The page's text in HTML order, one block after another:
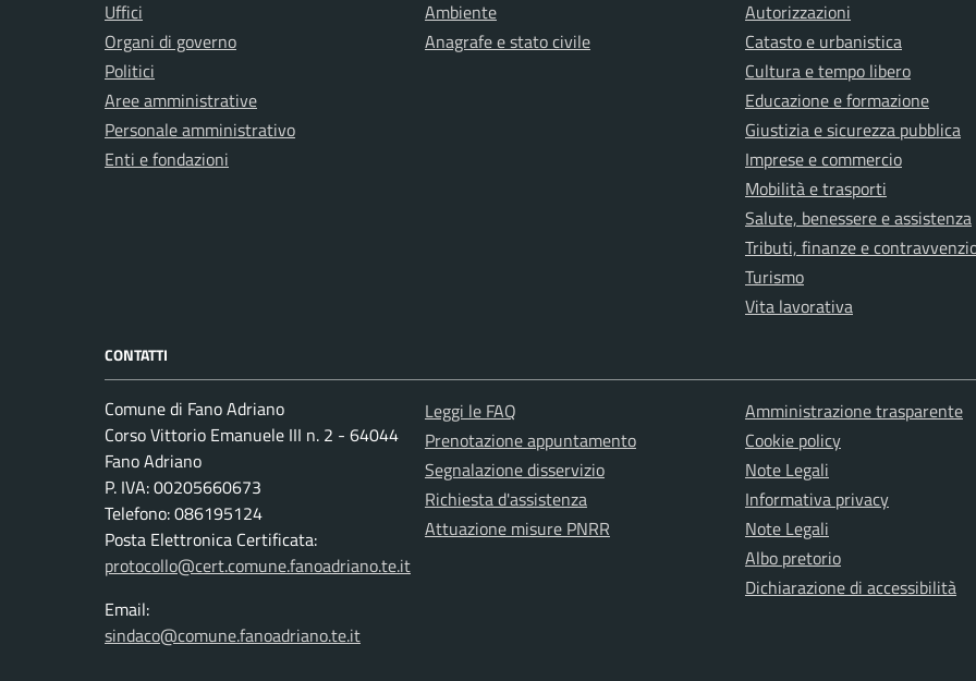
Uffici
Organi di governo
Politici
Aree amministrative
Personale amministrativo
Enti e fondazioni
Ambiente
Anagrafe e stato civile
Autorizzazioni
Catasto e urbanistica
Cultura e tempo libero
Educazione e formazione
Giustizia e sicurezza pubblica
Imprese e commercio
Mobilità e trasporti
Salute, benessere e assistenza
Tributi, finanze e
Turismo
Vita lavorativa
CONTATTI
Comune di Fano Adriano
Corso Vittorio Emanuele III n. 2 - 64044
Fano Adriano
P. IVA: 00205660673
Telefono: 086195124
Posta Elettronica Certificata:
protocollo@cert.comune.fanoadriano.te.it
Email:
sindaco@comune.fanoadriano.te.it
Leggi le FAQ
Prenotazione appuntamento
Segnalazione disservizio
Richiesta d'assistenza
Attuazione misure PNRR
Amministrazione trasparente
Cookie policy
Note Legali
Informativa privacy
Note Legali
Albo pretorio
Dichiarazione di accessibilità